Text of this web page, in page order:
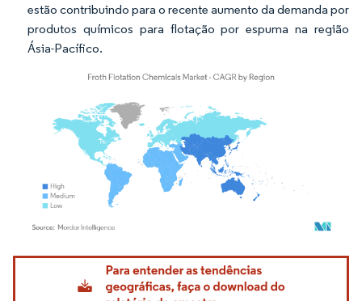
estão contribuindo para o recente aumento da demanda por
produtos químicos para flotação por espuma na região
Ásia-Pacífico.
Imagem © Mordor Intelligence. O reuso requer atribuição conforme CC BY 4.0.